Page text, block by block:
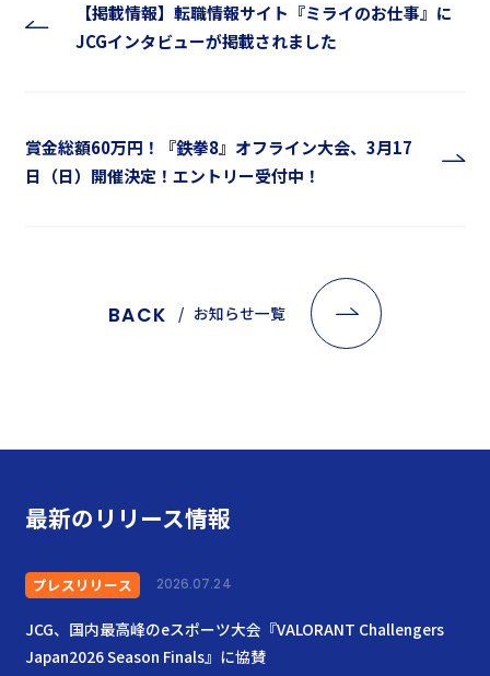
最新のリリース情報
プレスリリース 2026.07.24
JCG、国内最高峰のeスポーツ大会『VALORANT Challengers
Japan2026 Season Finals』に協賛
【掲載情報】転職情報サイト『ミライのお仕事』に
JCGインタビューが掲載されました
賞金総額60万円！『鉄拳8』オフライン大会、3月17
日（日）開催決定！エントリー受付中！
BACK お知らせ一覧